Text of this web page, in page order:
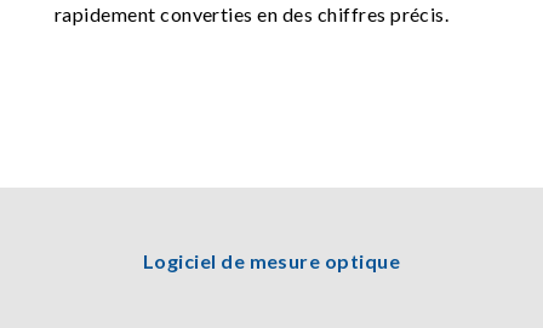
rapidement converties en des chiffres précis.
Logiciel de mesure optique